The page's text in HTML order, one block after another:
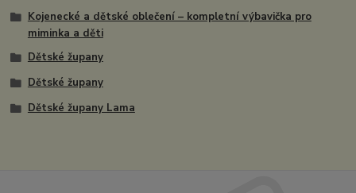
Kojenecké a dětské oblečení – kompletní výbavička pro
miminka a děti
Dětské župany
Dětské župany
Dětské župany Lama